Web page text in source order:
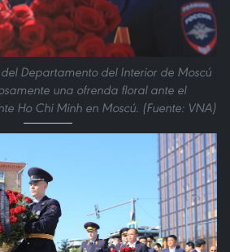
Departamento del Interior de Moscú
una ofrenda floral ante el
Ho Chi Minh en Moscú. (Fuente: VNA)